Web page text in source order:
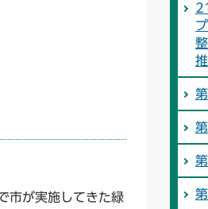
市が実施してきた緑